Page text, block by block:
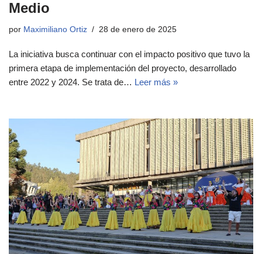
Medio
por Maximiliano Ortiz 28 de enero de 2025
La iniciativa busca continuar con el impacto positivo que tuvo la
primera etapa de implementación del proyecto, desarrollado
entre 2022 y 2024. Se trata de… Leer más »